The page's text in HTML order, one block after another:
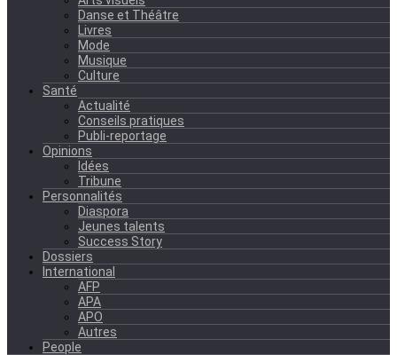
Danse et Théâtre
Livres
Mode
Musique
Culture
Santé
Actualité
Conseils pratiques
Publi-reportage
Opinions
Idées
Tribune
Personnalités
Diaspora
Jeunes talents
Success Story
Dossiers
International
AFP
APA
APO
Autres
People